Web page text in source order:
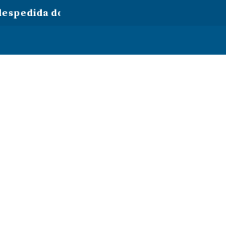
do embaixador do Vietname em